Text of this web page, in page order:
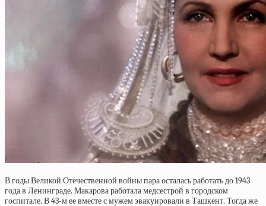
В годы Великой Отечественной войны пара осталась работать до 1943
года в Ленинграде. Макарова работала медсестрой в городском
госпитале. В 43-м ее вместе с мужем эвакуировали в Ташкент. Тогда же